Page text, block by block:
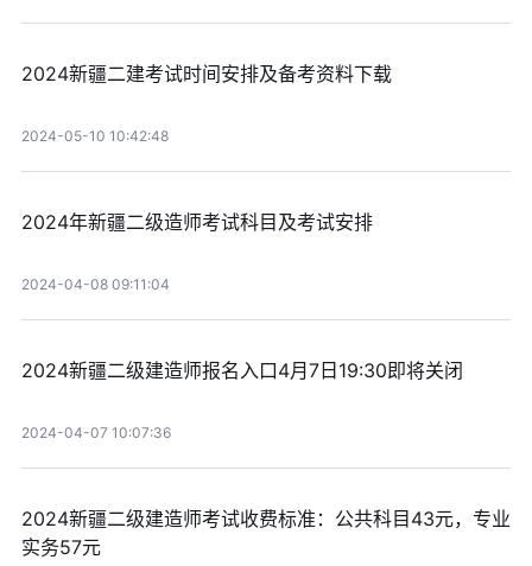
2024新疆二建考试时间安排及备考资料下载
2024-05-10 10:42:48
2024年新疆二级造师考试科目及考试安排
2024-04-08 09:11:04
2024新疆二级建造师报名入口4月7日19:30即将关闭
2024-04-07 10:07:36
2024新疆二级建造师考试收费标准：公共科目43元，专业
实务57元